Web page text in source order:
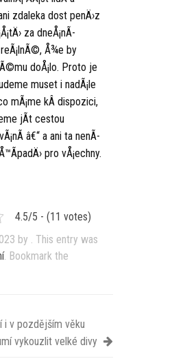
zdaleka dost penÄ›z
za dneÅ¡nÃ­
Å¾e by
doÅ¡lo. Proto je
muset i nadÃ¡le
mÃ¡me kÂ dispozici,
jÃ­t cestou
â€“ a ani ta nenÃ­
pro vÅ¡echny.
4.5/5 - (11 votes)
by . This entry was
. Bookmark the
i v pozdějším věku
vykouzlit velké divy